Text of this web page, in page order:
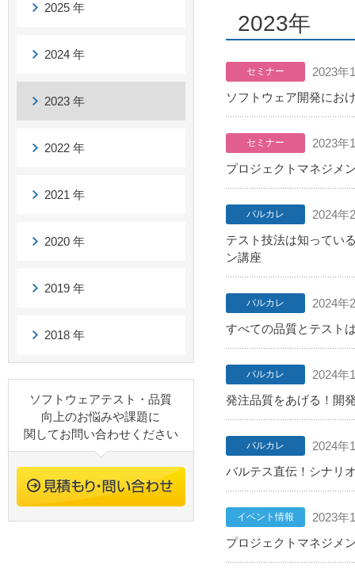
2023年
セミナー
2023年
ソフトウェア開発にお
セミナー
2023年
プロジェクトマネジメ
バルカレ
2024年
テスト技法は知ってい
ン講座
バルカレ
2024年
すべての品質とテスト
バルカレ
2024年
発注品質をあげる！開
バルカレ
2024年
バルテス直伝！シナリ
イベント情報
2023年
プロジェクトマネジメ
2025 年
2024 年
2023 年
2022 年
2021 年
2020 年
2019 年
2018 年
ソフトウェアテスト・品質
向上のお悩みや課題に
関してお問い合わせください